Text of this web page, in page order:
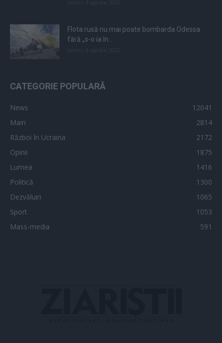
Flota rusă nu mai poate bombarda Odessa
fără „s-o ia în...
CATEGORIE POPULARĂ
News
12041
Main
2814
Război în Ucraina
2172
Opinii
1875
Lumea
1416
Politică
1300
Dezvăluiri
1065
Sport
1053
Mass-media
591